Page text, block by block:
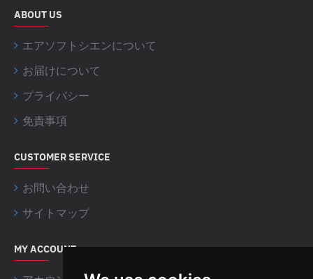
ABOUT US
エアソフトシエンについて
お届けについて
プライバシー
免責事項
CUSTOMER SERVICE
お問い合わせ
サイトマップ
MY ACCOUNT